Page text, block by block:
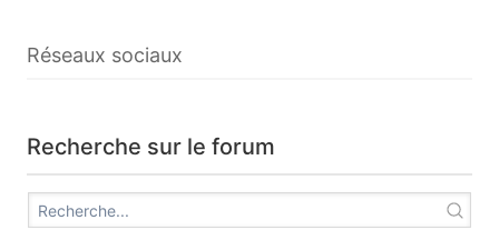
Réseaux sociaux
Recherche sur le forum